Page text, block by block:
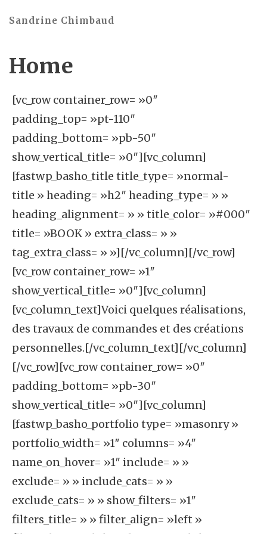
Sandrine Chimbaud
Home
[vc_row container_row= »0″
padding_top= »pt-110″
padding_bottom= »pb-50″
show_vertical_title= »0″][vc_column]
[fastwp_basho_title title_type= »normal-
title » heading= »h2″ heading_type= » »
heading_alignment= » » title_color= »#000″
title= »BOOK » extra_class= » »
tag_extra_class= » »][/vc_column][/vc_row]
[vc_row container_row= »1″
show_vertical_title= »0″][vc_column]
[vc_column_text]Voici quelques réalisations,
des travaux de commandes et des créations
personnelles.[/vc_column_text][/vc_column]
[/vc_row][vc_row container_row= »0″
padding_bottom= »pb-30″
show_vertical_title= »0″][vc_column]
[fastwp_basho_portfolio type= »masonry »
portfolio_width= »1″ columns= »4″
name_on_hover= »1″ include= » »
exclude= » » include_cats= » »
exclude_cats= » » show_filters= »1″
filters_title= » » filter_align= »left »